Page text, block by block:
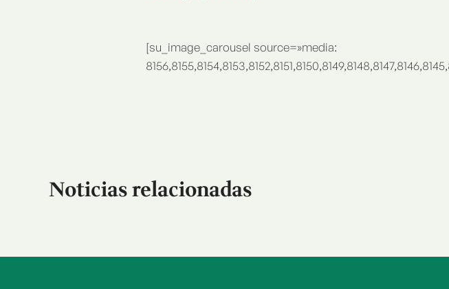
[su_image_carousel source=»media:
Noticias relacionadas